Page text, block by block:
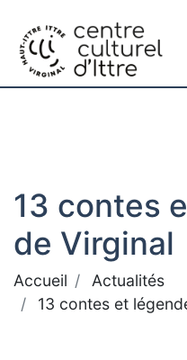
13 contes
de Virginal
Accueil
Actualités
13 contes et